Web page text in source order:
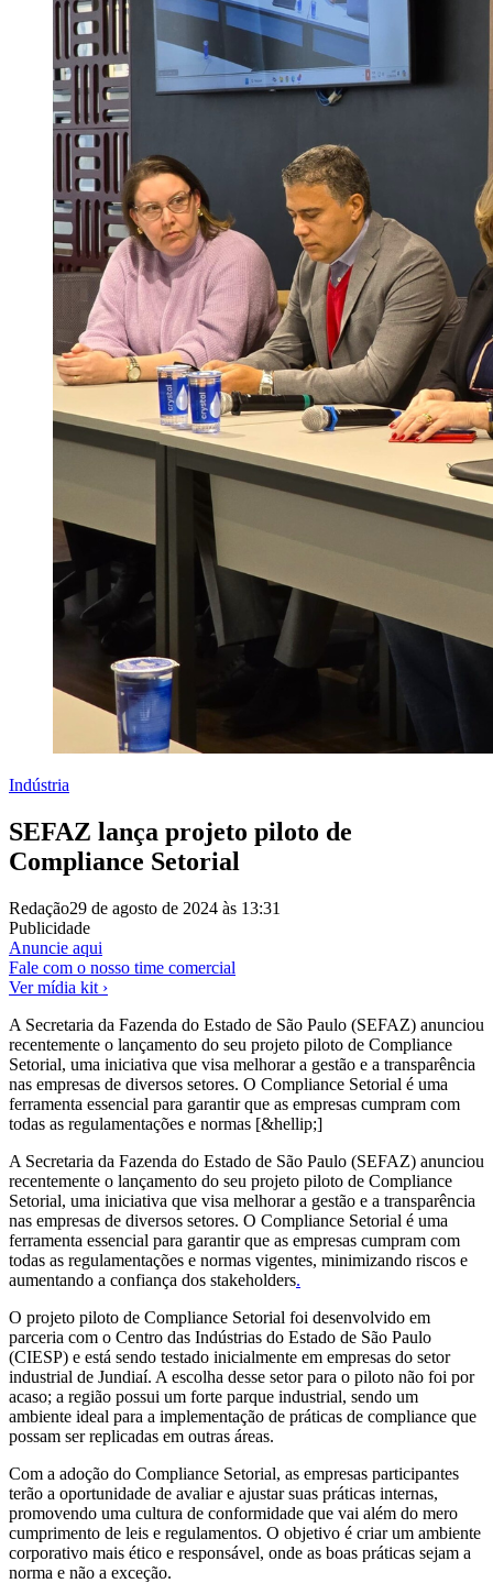
Indústria
SEFAZ lança projeto piloto de
Compliance Setorial
Redação29 de agosto de 2024 às 13:31
Publicidade
Anuncie aqui
Fale com o nosso time comercial
Ver mídia kit ›
A Secretaria da Fazenda do Estado de São Paulo (SEFAZ) anunciou
recentemente o lançamento do seu projeto piloto de Compliance
Setorial, uma iniciativa que visa melhorar a gestão e a transparência
nas empresas de diversos setores. O Compliance Setorial é uma
ferramenta essencial para garantir que as empresas cumpram com
todas as regulamentações e normas [&hellip;]
A Secretaria da Fazenda do Estado de São Paulo (SEFAZ) anunciou
recentemente o lançamento do seu projeto piloto de Compliance
Setorial, uma iniciativa que visa melhorar a gestão e a transparência
nas empresas de diversos setores. O Compliance Setorial é uma
ferramenta essencial para garantir que as empresas cumpram com
todas as regulamentações e normas vigentes, minimizando riscos e
aumentando a confiança dos stakeholders.
O projeto piloto de Compliance Setorial foi desenvolvido em
parceria com o Centro das Indústrias do Estado de São Paulo
(CIESP) e está sendo testado inicialmente em empresas do setor
industrial de Jundiaí. A escolha desse setor para o piloto não foi por
acaso; a região possui um forte parque industrial, sendo um
ambiente ideal para a implementação de práticas de compliance que
possam ser replicadas em outras áreas.
Com a adoção do Compliance Setorial, as empresas participantes
terão a oportunidade de avaliar e ajustar suas práticas internas,
promovendo uma cultura de conformidade que vai além do mero
cumprimento de leis e regulamentos. O objetivo é criar um ambiente
corporativo mais ético e responsável, onde as boas práticas sejam a
norma e não a exceção.